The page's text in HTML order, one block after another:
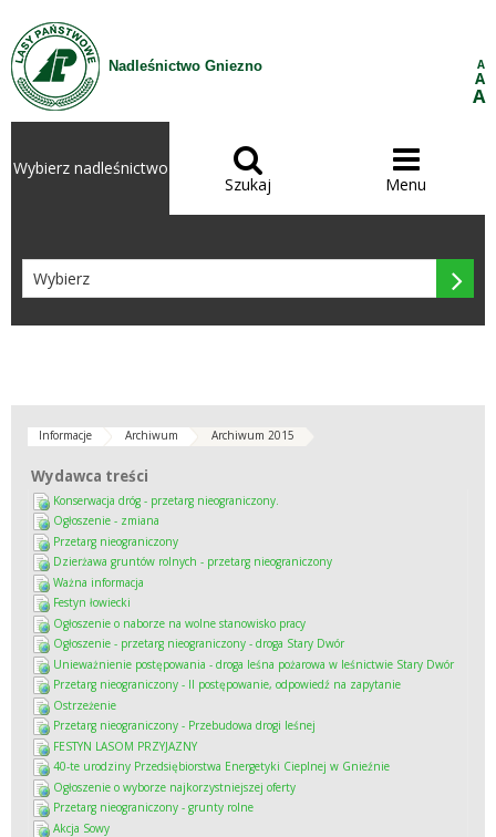
Przejdź do treści
Nadleśnictwo Gniezno A
A
A
Wybierz nadleśnictwo 
Szukaj

Menu

Informacje Archiwum Archiwum 2015
Wydawca treści
Wydawca treści
Konserwacja dróg - przetarg nieograniczony.
Ogłoszenie - zmiana
Przetarg nieograniczony
Dzierżawa gruntów rolnych - przetarg nieograniczony
Ważna informacja
Festyn łowiecki
Ogłoszenie o naborze na wolne stanowisko pracy
Ogłoszenie - przetarg nieograniczony - droga Stary Dwór
Unieważnienie postępowania - droga leśna pożarowa w leśnictwie Stary Dwór
Przetarg nieograniczony - II postępowanie, odpowiedź na zapytanie
Ostrzeżenie
Przetarg nieograniczony - Przebudowa drogi leśnej
FESTYN LASOM PRZYJAZNY
40-te urodziny Przedsiębiorstwa Energetyki Cieplnej w Gnieźnie
Ogłoszenie o wyborze najkorzystniejszej oferty
Przetarg nieograniczony - grunty rolne
Akcja Sowy